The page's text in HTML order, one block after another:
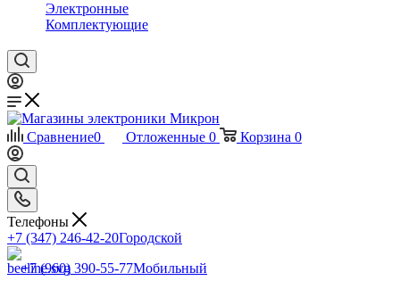
Электронные
Комплектующие
Сравнение0 Отложенные 0 Корзина 0
Телефоны
+7 (347) 246-42-20Городской
+7 (960) 390-55-77Мобильный